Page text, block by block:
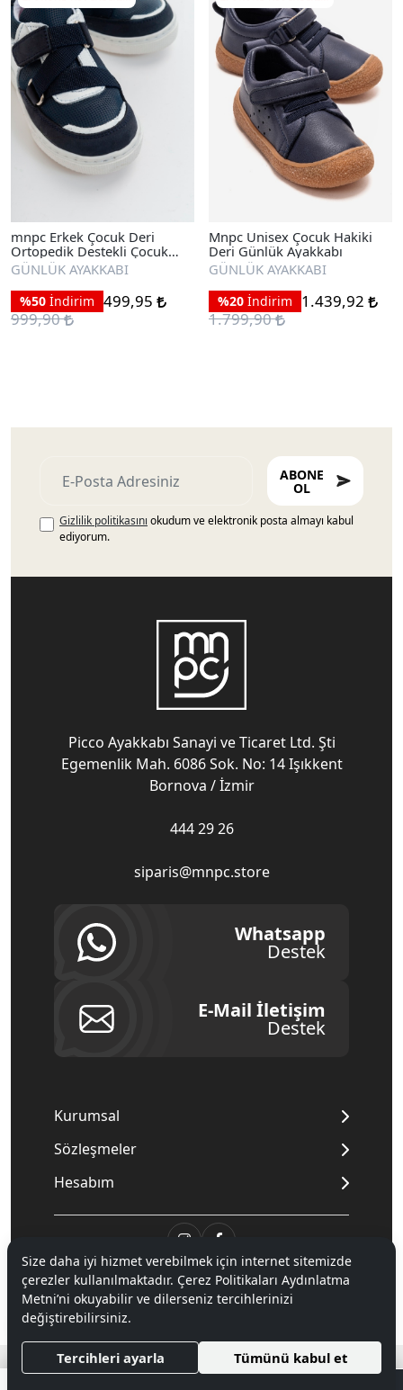
mnpc Erkek Çocuk Deri
Ortopedik Destekli Çocuk
Sneaker Ayakkabı
GÜNLÜK AYAKKABI
%50 İndirim 499,95
999,90
Mnpc Unisex Çocuk Hakiki
Deri Günlük Ayakkabı
GÜNLÜK AYAKKABI
%20 İndirim
1.439,92
1.799,90
ABONE
OL
Gizlilik politikasını okudum ve elektronik posta almayı kabul
ediyorum.
Picco Ayakkabı Sanayi ve Ticaret Ltd. Şti
Egemenlik Mah. 6086 Sok. No: 14 Işıkkent
Bornova / İzmir
444 29 26
siparis@mnpc.store
Whatsapp
Destek
E-Mail İletişim
Destek
Kurumsal
Sözleşmeler
Hesabım
© 2020Mnpc. Tüm hakları saklıdır.
Hipotenüs Yeni Nesil E-Ticaret Sistemleri ile Hazırlanmıştır.
Size daha iyi hizmet verebilmek için internet sitemizde
çerezler kullanılmaktadır. Çerez Politikaları Aydınlatma
Metni’ni okuyabilir ve dilerseniz tercihlerinizi
değiştirebilirsiniz.
Tercihleri ayarla Tümünü kabul et